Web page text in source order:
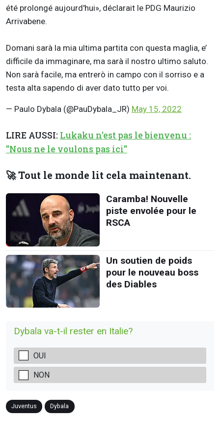
été prolongé aujourd'hui», déclarait le PDG Maurizio
Arrivabene.
Domani sarà la mia ultima partita con questa maglia, e’
difficile da immaginare, ma sarà il nostro ultimo saluto.
Non sarà facile, ma entrerò in campo con il sorriso e a
testa alta sapendo di aver dato tutto per voi.
— Paulo Dybala (@PauDybala_JR) May 15, 2022
LIRE AUSSI: Lukaku n'est pas le bienvenu :
"Nous ne le voulons pas ici"
🚀 Tout le monde lit cela maintenant.
Caramba! Nouvelle
piste envolée pour le
RSCA
Un soutien de poids
pour le nouveau boss
des Diables
Dybala va-t-il rester en Italie?
OUI
NON
Juventus Dybala